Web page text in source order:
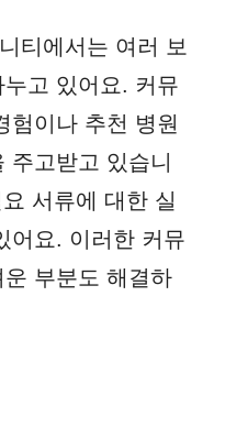
티에서는 여러 보
고 있어요. 커뮤
험이나 추천 병원
주고받고 있습니
서류에 대한 실
어요. 이러한 커뮤
부분도 해결하